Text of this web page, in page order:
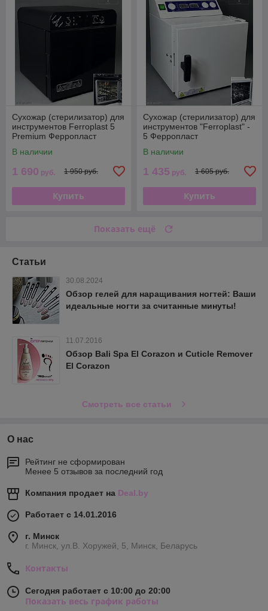
Сухожар (стерилизатор) для
инструментов Ferroplast 5
Premium Ферропласт
В наличии
1 690 руб. 1 950 руб.
Купить
Сухожар (стерилизатор) для
инструментов "Ferroplast" -
5 Ферропласт
В наличии
1 435 руб. 1 605 руб.
Купить
Показать ещё
Статьи
30.08.2024
Обзор гелей для наращивания ногтей: Ваши
идеальные ногти за считанные минуты!
11.07.2016
Обзор Bali Spa El Corazon и Cuticle Remover
El Corazon
Смотреть все статьи
О нас
Рейтинг не сформирован
Менее 5 отзывов за последний год
Компания продает на Deal.by
Работает с 14.01.2016
г. Минск
г. Минск, ул.В. Хоружей, 5, Минск, Беларусь
Контакты
Сегодня работает с 10:00 до 20:00
Показать весь график работы